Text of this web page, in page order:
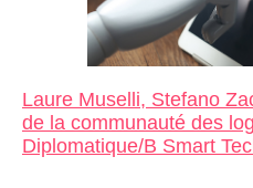
Laure Muselli, Stefano
de la communauté des
Diplomatique/B Smart